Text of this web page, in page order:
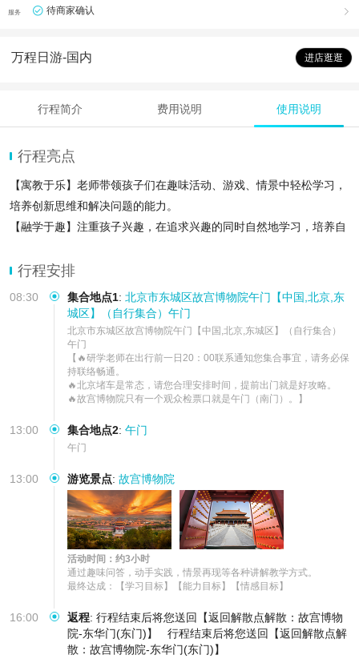
服务 待商家确认 
万程日游-国内 进店逛逛
行程简介 费用说明 使用说明
行程亮点
【寓教于乐】老师带领孩子们在趣味活动、游戏、情景中轻松学习，
培养创新思维和解决问题的能力。
【融学于趣】注重孩子兴趣，在追求兴趣的同时自然地学习，培养自
【教化于心】引导思想和行为，通过情感共鸣激发动力，树立正确的
世界观，人生观，价值观
行程安排
08:30 集合地点1: 北京市东城区故宫博物院午门【中国,北京,东
城区】（自行集合）午门
北京市东城区故宫博物院午门【中国,北京,东城区】（自行集合）
午门
【🔥研学老师在出行前一日20：00联系通知您集合事宜，请务必保
持联络畅通。
🔥北京堵车是常态，请您合理安排时间，提前出门就是好攻略。
🔥故宫博物院只有一个观众检票口就是午门（南门）。】
13:00 集合地点2: 午门
午门
13:00 游览景点: 故宫博物院
活动时间：约3小时
通过趣味问答，动手实践，情景再现等各种讲解教学方式。
最终达成：【学习目标】【能力目标】【情感目标】
16:00 返程: 行程结束后将您送回【返回解散点解散：故宫博物
院-东华门(东门)】
行程结束后将您送回【返回解散点解
散：故宫博物院-东华门(东门)】